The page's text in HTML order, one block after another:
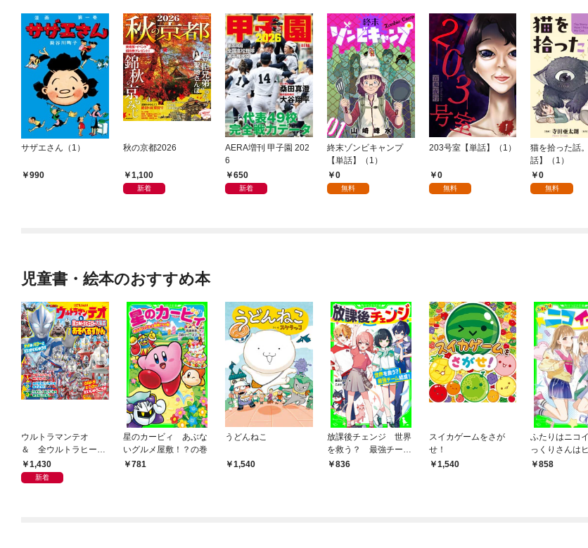
サザエさん（1）
990
秋の京都2026
1,100
新着
AERA増刊 甲子園 202
6
650
新着
終末ゾンビキャンプ
【単話】（1）
0
無料
203号室【単話】（1）
0
無料
猫を拾った話
話】（1）
0
無料
児童書・絵本のおすすめ本
ウルトラマンテオ
＆ 全ウルトラヒーロ
ー大集合 あそべるず
かん
1,430
新着
星のカービィ あぶな
いグルメ屋敷！？の巻
781
うどんねこ
1,540
放課後チェンジ 世界
を救う？ 最強チーム
結成！
836
スイカゲームをさが
せ！
1,540
ふたりはニコ
っくりさんは
親友858